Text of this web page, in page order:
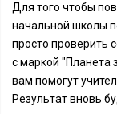
Для того чтобы
начальной школы
просто проверить
с маркой "Планета
вам помогут
Результат вновь